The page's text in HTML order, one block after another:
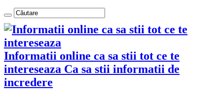
Informatii online ca sa stii tot ce te
intereseaza Ca sa stii informatii de
incredere